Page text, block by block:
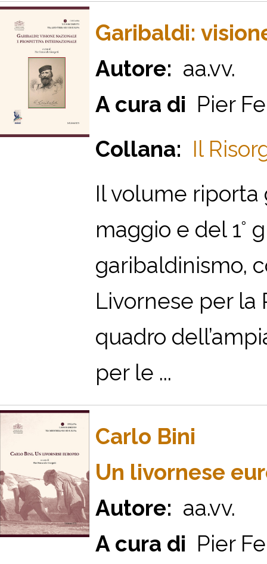
Garibaldi:
Autore: aa.vv.
A cura di Pier
Collana: Il
Il volume riporta
maggio e del 1°
garibaldinismo,
Livornese per la
quadro
per le ...
Carlo Bini
Un livornese
Autore: aa.vv.
A cura di Pier